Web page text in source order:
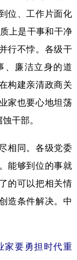
位、工作片面化
上是干事和干净
行不悖。各级干
、廉洁立身的道
构建亲清政商关
家也要心地坦荡
干部。
相同。各级党委
能够到位的事就
的可以把相关情
造条件解决。中
家要勇担时代重